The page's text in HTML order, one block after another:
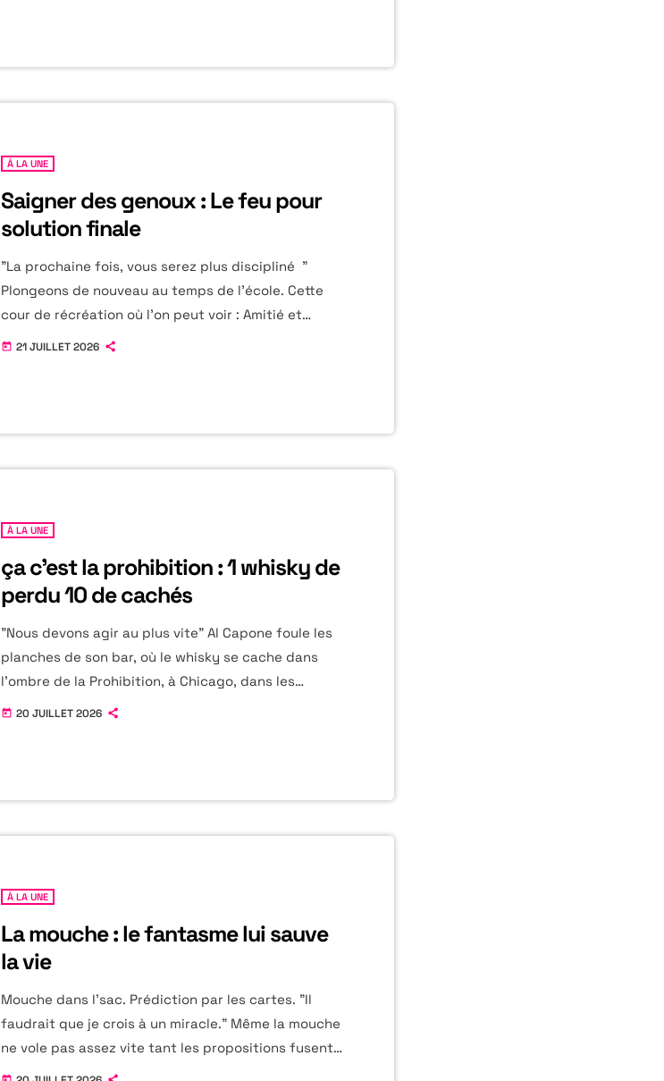
extravagantes qui ponctue le spectacle, Pierre
À LA UNE
Saigner des genoux : Le feu pour
solution finale
"La prochaine fois, vous serez plus discipliné "
Plongeons de nouveau au temps de l'école. Cette
cour de récréation où l'on peut voir : Amitié et
Répulsion. Evaluations et Histoires de cœur. Vouloir
déplacements, toujours intelligents. La patte d'Igor
today 21 JUILLET 2026
À LA UNE
ça c’est la prohibition : 1 whisky de
perdu 10 de cachés
"Nous devons agir au plus vite" Al Capone foule les
planches de son bar, où le whisky se cache dans
l'ombre de la Prohibition, à Chicago, dans les
années 1920. Les crimes se multiplient, les
dois dire la vérité et pourtant je fais de la
today 20 JUILLET 2026
À LA UNE
La mouche : le fantasme lui sauve
la vie
Mouche dans l'sac. Prédiction par les cartes. "Il
faudrait que je crois à un miracle." Même la mouche
ne vole pas assez vite tant les propositions fusent.
La première pièce de la Compagnie Hush marque